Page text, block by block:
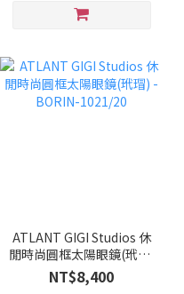
ATLANT GIGI Studios 休
閒時尚圓框太陽眼鏡(玳瑁)
- BORIN-1021/20
NT$8,400